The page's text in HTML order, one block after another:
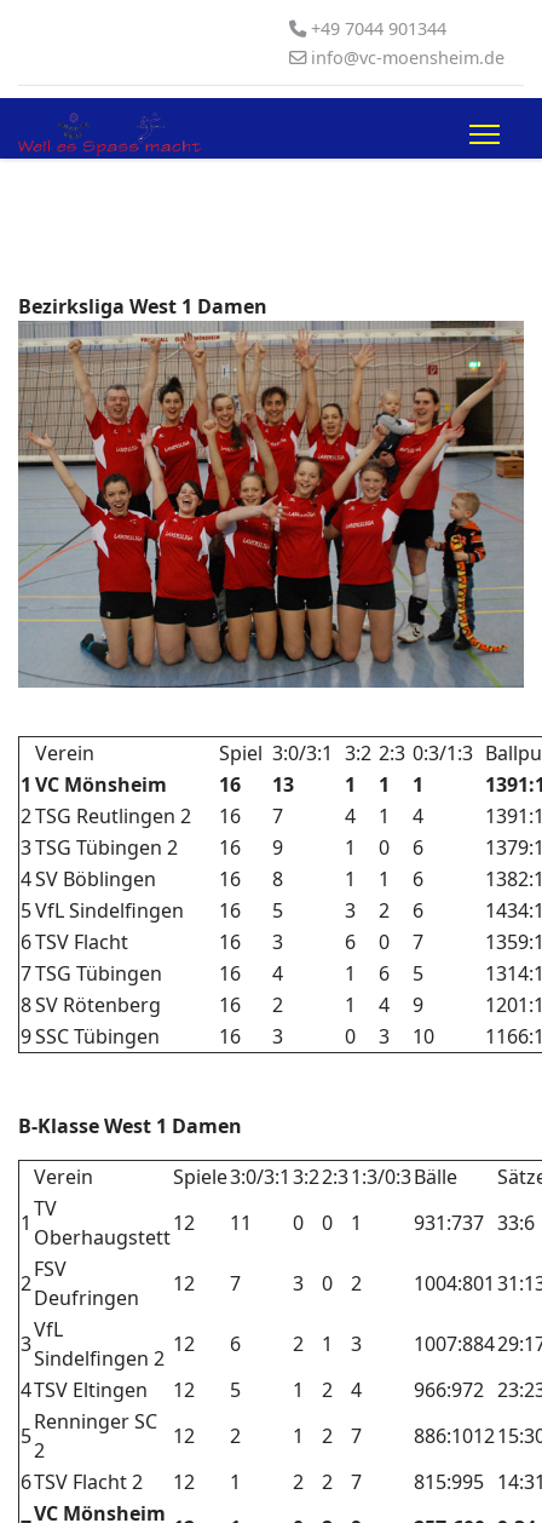
+49 7044 901344
info@vc-moensheim.de
Bezirksliga West 1 Damen
Verein Spiel 3:0/3:1 3:2 2:3 0:3/1:3
1 VC Mönsheim 16 13 1 1 1
2TSG Reutlingen 2 16 7 4 1 4
3TSG Tübingen 2 16 9 1 0 6
4SV Böblingen 16 8 1 1 6
5VfL Sindelfingen 16 5 3 2 6
6TSV Flacht 16 3 6 0 7
7TSG Tübingen 16 4 1 6 5
8SV Rötenberg 16 2 1 4 9
9SSC Tübingen 16 3 0 3 10
B-Klasse West 1 Damen
Verein
Spiele3:0/3:1 3:22:31:3/0:3Bälle
1
TV
Oberhaugstett
12 11 0 0 1 931:737 33:6
2
FSV
Deufringen
12 7 3 0 2 1004:801
3
VfL
Sindelfingen 2
12 6 2 1 3 1007:884
4TSV Eltingen 12 5 1 2 4 966:972
5
Renninger SC
2
12 2 1 2 7 886:1012
6TSV Flacht 2 12 1 2 2 7 815:995
VC Mönsheim